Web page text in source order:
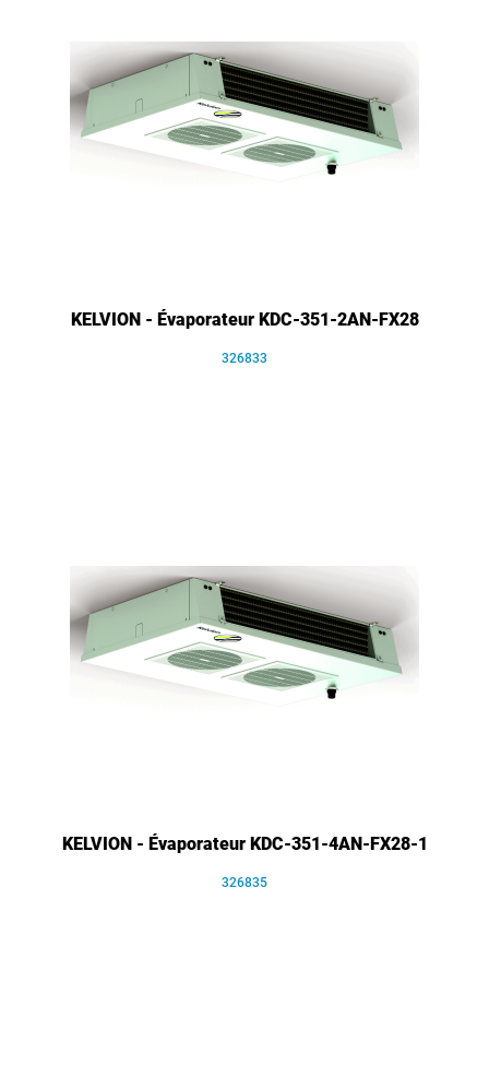
KELVION - Évaporateur KDC-351-2AN-FX28
326833
KELVION - Évaporateur KDC-351-4AN-FX28-1
326835